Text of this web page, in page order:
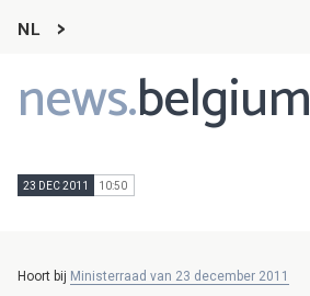
NL
news.belgium
Main
navigation
23 DEC 2011 10:50
Hoort bij Ministerraad van 23 december 2011